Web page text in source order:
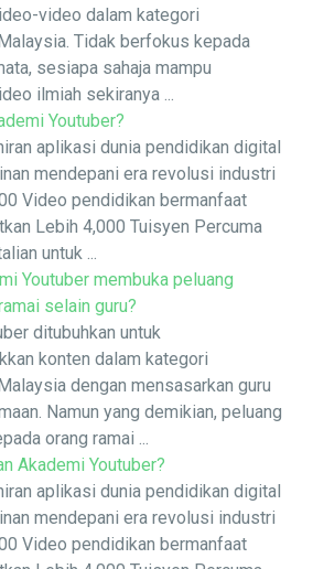
video dalam kategori
Tidak berfokus kepada
sesiapa sahaja mampu
ilmiah sekiranya ...
Youtuber?
aplikasi dunia pendidikan digital
mendepani era revolusi industri
Video pendidikan bermanfaat
Lebih 4,000 Tuisyen Percuma
untuk ...
Youtuber membuka peluang
selain guru?
ditubuhkan untuk
konten dalam kategori
dengan mensasarkan guru
Namun yang demikian, peluang
orang ramai ...
Akademi Youtuber?
aplikasi dunia pendidikan digital
mendepani era revolusi industri
Video pendidikan bermanfaat